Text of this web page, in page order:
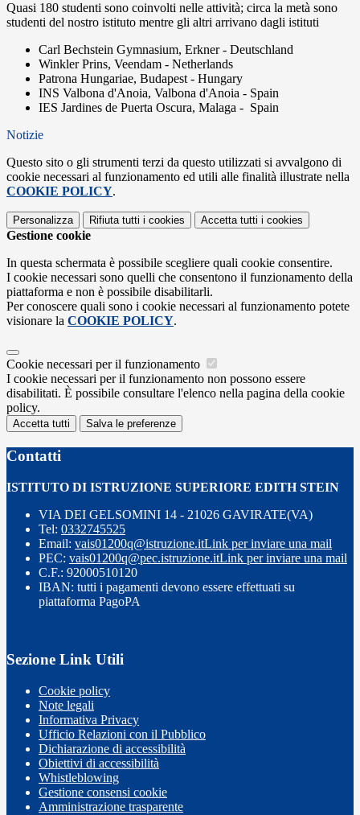
Quasi 180 studenti sono coinvolti nelle attività; circa la metà sono
studenti del nostro istituto mentre gli altri arrivano dagli istituti
Carl Bechstein Gymnasium, Erkner - Deutschland
Winkler Prins, Veendam - Netherlands
Patrona Hungariae, Budapest - Hungary
INS Valbona d'Anoia, Valbona d'Anoia - Spain
IES Jardines de Puerta Oscura, Malaga - Spain
Notizie
Questo sito o gli strumenti terzi da questo utilizzati si avvalgono di
cookie necessari al funzionamento ed utili alle finalità illustrate nella
COOKIE POLICY.
Personalizza Rifiuta tutti i cookies Accetta tutti i cookies
Gestione cookie
In questa schermata è possibile scegliere quali cookie consentire.
I cookie necessari sono quelli che consentono il funzionamento della
piattaforma e non è possibile disabilitarli.
Per conoscere quali sono i cookie necessari al funzionamento potete
visionare la COOKIE POLICY.
Cookie necessari per il funzionamento
I cookie necessari per il funzionamento non possono essere
disabilitati. È possibile consultare l'elenco nella pagina della cookie
policy.
Accetta tutti Salva le preferenze
Contatti
ISTITUTO DI ISTRUZIONE SUPERIORE EDITH STEIN
VIA DEI GELSOMINI 14 - 21026 GAVIRATE(VA)
Tel: 0332745525
Email: vais01200q@istruzione.itLink per inviare una mail
PEC: vais01200q@pec.istruzione.itLink per inviare una mail
C.F.: 92000510120
IBAN: tutti i pagamenti devono essere effettuati su
piattaforma PagoPA
Sezione Link Utili
Cookie policy
Note legali
Informativa Privacy
Ufficio Relazioni con il Pubblico
Dichiarazione di accessibilità
Obiettivi di accessibilità
Whistleblowing
Gestione consensi cookie
Amministrazione trasparente